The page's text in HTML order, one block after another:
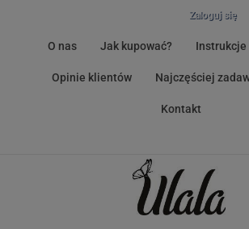
Zaloguj się
O nas Jak kupować? Instrukcje
Opinie klientów Najczęściej
Kontakt